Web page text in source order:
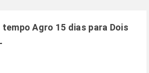
Agro 15 dias para Dois